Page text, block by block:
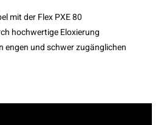
mit der Flex PXE 80
hochwertige Eloxierung
engen und schwer zugänglichen